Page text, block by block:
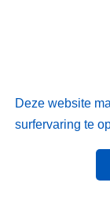
Deze website
surfervaring te